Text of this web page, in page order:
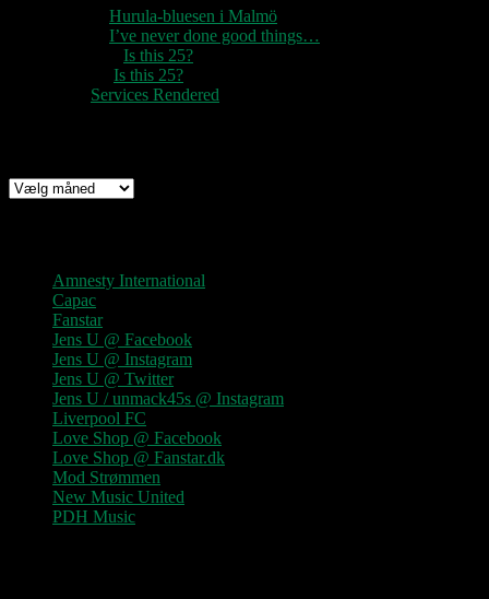
Hurula-bluesen i Malmö
I’ve never done good things…
Is this 25?
Is this 25?
Services Rendered
Arkiv
Amnesty International
Capac
Fanstar
Jens U @ Facebook
Jens U @ Instagram
Jens U @ Twitter
Jens U / unmack45s @ Instagram
Liverpool FC
Love Shop @ Facebook
Love Shop @ Fanstar.dk
Mod Strømmen
New Music United
PDH Music